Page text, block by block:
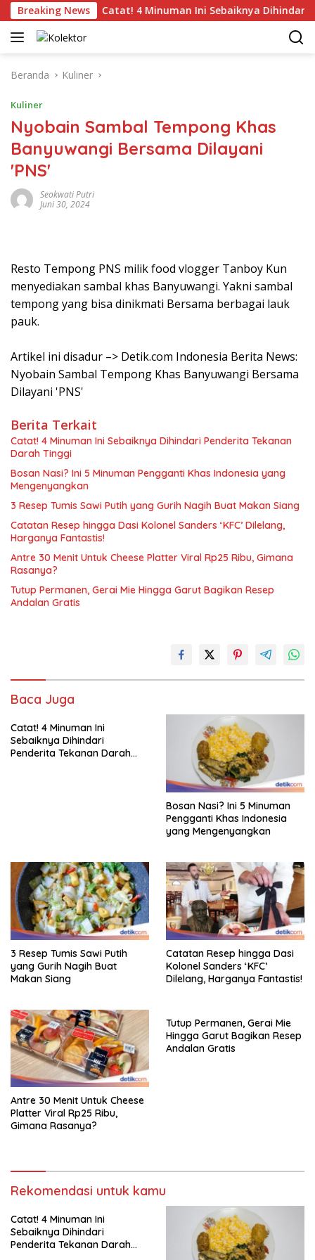
Langsung
ke
konten
Breaking NewsCatat! 4 Minuman Ini Sebaiknya Dihindari
Beranda Kuliner
Kuliner
Nyobain Sambal Tempong Khas
Banyuwangi Bersama Dilayani
'PNS'
Seokwati Putri
Juni 30, 2024
Resto Tempong PNS milik food vlogger Tanboy Kun
menyediakan sambal khas Banyuwangi. Yakni sambal
tempong yang bisa dinikmati Bersama berbagai lauk
pauk.
Artikel ini disadur –> Detik.com Indonesia Berita News:
Nyobain Sambal Tempong Khas Banyuwangi Bersama
Dilayani 'PNS'
Berita Terkait
Catat! 4 Minuman Ini Sebaiknya Dihindari Penderita Tekanan
Darah Tinggi
Bosan Nasi? Ini 5 Minuman Pengganti Khas Indonesia yang
Mengenyangkan
3 Resep Tumis Sawi Putih yang Gurih Nagih Buat Makan Siang
Catatan Resep hingga Dasi Kolonel Sanders ‘KFC’ Dilelang,
Harganya Fantastis!
Antre 30 Menit Untuk Cheese Platter Viral Rp25 Ribu, Gimana
Rasanya?
Tutup Permanen, Gerai Mie Hingga Garut Bagikan Resep
Andalan Gratis
Baca Juga
Catat! 4 Minuman Ini
Sebaiknya Dihindari
Penderita Tekanan Darah
Bosan Nasi? Ini 5 Minuman
Pengganti Khas Indonesia
yang Mengenyangkan
3 Resep Tumis Sawi Putih
yang Gurih Nagih Buat
Makan Siang
Catatan Resep hingga Dasi
Kolonel Sanders ‘KFC’
Dilelang, Harganya Fantastis!
Antre 30 Menit Untuk Cheese
Platter Viral Rp25 Ribu,
Gimana Rasanya?
Tutup Permanen, Gerai Mie
Hingga Garut Bagikan Resep
Andalan Gratis
Rekomendasi untuk kamu
Catat! 4 Minuman Ini
Sebaiknya Dihindari
Penderita Tekanan Darah